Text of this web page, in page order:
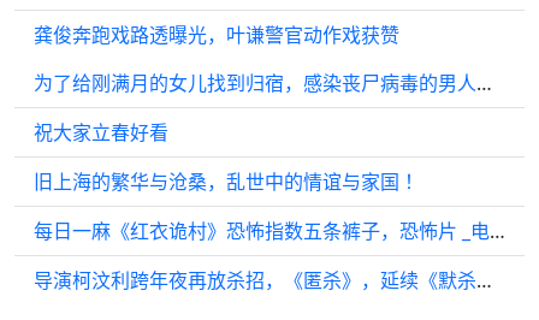
龚俊奔跑戏路透曝光，叶谦警官动作戏获赞
为了给刚满月的女儿找到归宿，感染丧尸病毒的男人负重前行
祝大家立春好看
旧上海的繁华与沧桑，乱世中的情谊与家国 ！
每日一麻《红衣诡村》恐怖指数五条裤子，恐怖片 _电影解说
导演柯汶利跨年夜再放杀招，《匿杀》，延续《默杀》原班人马， 向恶人挥刃！